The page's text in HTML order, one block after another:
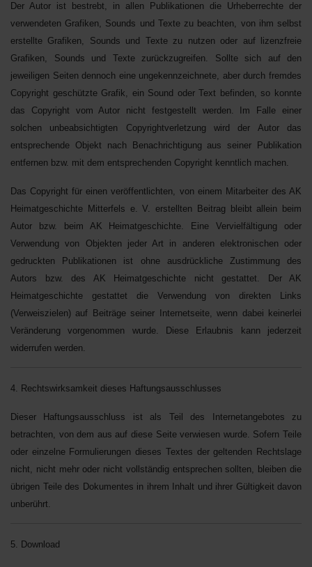
Der Autor ist bestrebt, in allen Publikationen die Urheberrechte der
verwendeten Grafiken, Sounds und Texte zu beachten, von ihm selbst
erstellte Grafiken, Sounds und Texte zu nutzen oder auf lizenzfreie
Grafiken, Sounds und Texte zurückzugreifen. Sollte sich auf den
jeweiligen Seiten dennoch eine ungekennzeichnete, aber durch fremdes
Copyright geschützte Grafik, ein Sound oder Text befinden, so konnte
das Copyright vom Autor nicht festgestellt werden. Im Falle einer
solchen unbeabsichtigten Copyrightverletzung wird der Autor das
entsprechende Objekt nach Benachrichtigung aus seiner Publikation
entfernen bzw. mit dem entsprechenden Copyright kenntlich machen.
Das Copyright für einen veröffentlichten, von einem Mitarbeiter des AK
Heimatgeschichte Mitterfels e. V. erstellten Beitrag bleibt allein beim
Autor bzw. beim AK Heimatgeschichte. Eine Vervielfältigung oder
Verwendung von Objekten jeder Art in anderen elektronischen oder
gedruckten Publikationen ist ohne ausdrückliche Zustimmung des
Autors bzw. des AK Heimatgeschichte nicht gestattet. Der AK
Heimatgeschichte gestattet die Verwendung von direkten Links
(Verweiszielen) auf Beiträge seiner Internetseite, wenn dabei keinerlei
Veränderung vorgenommen wurde. Diese Erlaubnis kann jederzeit
widerrufen werden.
4. Rechtswirksamkeit dieses Haftungsausschlusses
Dieser Haftungsausschluss ist als Teil des Internetangebotes zu
betrachten, von dem aus auf diese Seite verwiesen wurde. Sofern Teile
oder einzelne Formulierungen dieses Textes der geltenden Rechtslage
nicht, nicht mehr oder nicht vollständig entsprechen sollten, bleiben die
übrigen Teile des Dokumentes in ihrem Inhalt und ihrer Gültigkeit davon
unberührt.
5. Download